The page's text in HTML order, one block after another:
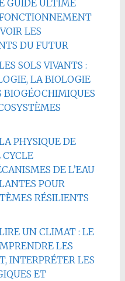
GUIDE ULTIME
LES
DU FUTUR
SOLS VIVANTS :
LA BIOLOGIE
BIOGÉOCHIMIQUES
PHYSIQUE DE
CYCLE
DE L’EAU
POUR
RÉSILIENTS
UN CLIMAT : LE
LES
INTERPRÉTER LES
ET